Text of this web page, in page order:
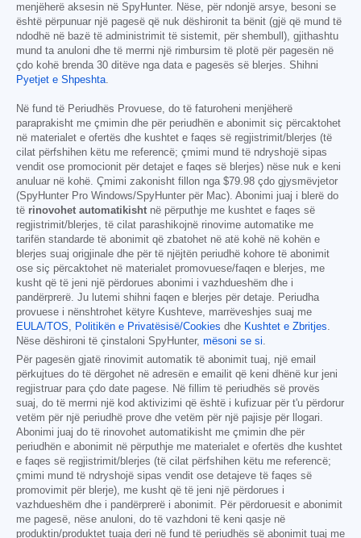
menjëherë aksesin në SpyHunter. Nëse, për ndonjë arsye, besoni se
është përpunuar një pagesë që nuk dëshironit ta bënit (gjë që mund të
ndodhë në bazë të administrimit të sistemit, për shembull), gjithashtu
mund ta anuloni dhe të merrni një rimbursim të plotë për pagesën në
çdo kohë brenda 30 ditëve nga data e pagesës së blerjes. Shihni
Pyetjet e Shpeshta
Në fund të Periudhës Provuese, do të faturoheni menjëherë
paraprakisht me çmimin dhe për periudhën e abonimit siç përcaktohet
në materialet e ofertës dhe kushtet e faqes së regjistrimit/blerjes (të
cilat përfshihen këtu me referencë; çmimi mund të ndryshojë sipas
vendit ose promocionit për detajet e faqes së blerjes) nëse nuk e keni
anuluar në kohë. Çmimi zakonisht fillon nga $79.98 çdo gjysmëvjetor
(SpyHunter Pro Windows/SpyHunter për Mac). Abonimi juaj i blerë do
të rinovohet automatikisht në përputhje me kushtet e faqes së
regjistrimit/blerjes, të cilat parashikojnë rinovime automatike me
tarifën standarde të abonimit që zbatohet në atë kohë në kohën e
blerjes suaj origjinale dhe për të njëjtën periudhë kohore të abonimit
ose siç përcaktohet në materialet promovuese/faqen e blerjes, me
kusht që të jeni një përdorues abonimi i vazhdueshëm dhe i
pandërprerë. Ju lutemi shihni faqen e blerjes për detaje. Periudha
provuese i nënshtrohet këtyre Kushteve, marrëveshjes suaj me
EULA/TOS
Politikën e Privatësisë/Cookies dhe Kushtet e Zbritjes
Nëse dëshironi të çinstaloni SpyHunter, mësoni se si
Për pagesën gjatë rinovimit automatik të abonimit tuaj, një email
përkujtues do të dërgohet në adresën e emailit që keni dhënë kur jeni
regjistruar para çdo date pagese. Në fillim të periudhës së provës
suaj, do të merrni një kod aktivizimi që është i kufizuar për t'u përdorur
vetëm për një periudhë prove dhe vetëm për një pajisje për llogari.
Abonimi juaj do të rinovohet automatikisht me çmimin dhe për
periudhën e abonimit në përputhje me materialet e ofertës dhe kushtet
e faqes së regjistrimit/blerjes (të cilat përfshihen këtu me referencë;
çmimi mund të ndryshojë sipas vendit ose detajeve të faqes së
promovimit për blerje), me kusht që të jeni një përdorues i
vazhdueshëm dhe i pandërprerë i abonimit. Për përdoruesit e abonimit
me pagesë, nëse anuloni, do të vazhdoni të keni qasje në
produktin/produktet tuaja deri në fund të periudhës së abonimit tuaj me